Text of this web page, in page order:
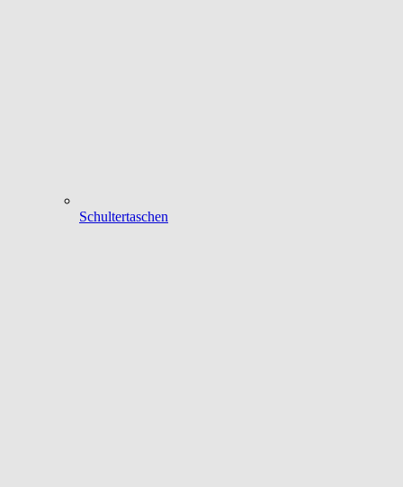
Schultertaschen